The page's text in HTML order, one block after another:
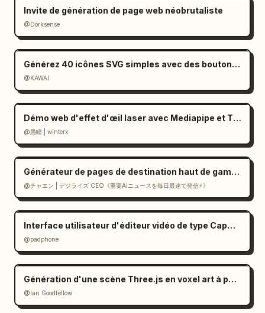
Invite de génération de page web néobrutaliste
@Dorksense
Générez 40 icônes SVG simples avec des boutons de téléchargement
@KAWAI
Démo web d'effet d'œil laser avec Mediapipe et Three.js
@愚瞳 | winterx
Générateur de pages de destination haut de gamme de style suisse en React
@チャエン | デジライズ CEO《重要AIニュースを毎日最速で発信⚡️》
Interface utilisateur d'éditeur vidéo de type CapCut dans Gemini
@padphone
Génération d'une scène Three.js en voxel art à partir d'une image (prompt)
@Ian Goodfellow